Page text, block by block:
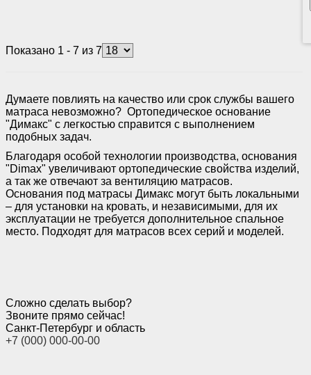
Показано 1 - 7 из 7
Думаете повлиять на качество или срок службы вашего
матраса невозможно? Ортопедическое основание
"Димакс" с легкостью справится с выполнением
подобных задач.
Благодаря особой технологии производства, основания
"Dimax" увеличивают ортопедические свойства изделий,
а так же отвечают за вентиляцию матрасов.
Основания под матрасы Димакс могут быть локальными
– для установки на кровать, и независимыми, для их
эксплуатации не требуется дополнительное спальное
место. Подходят для матрасов всех серий и моделей.
Сложно сделать выбор?
Звоните прямо сейчас!
Санкт-Петербург и область
+7 (000) 000-00-00